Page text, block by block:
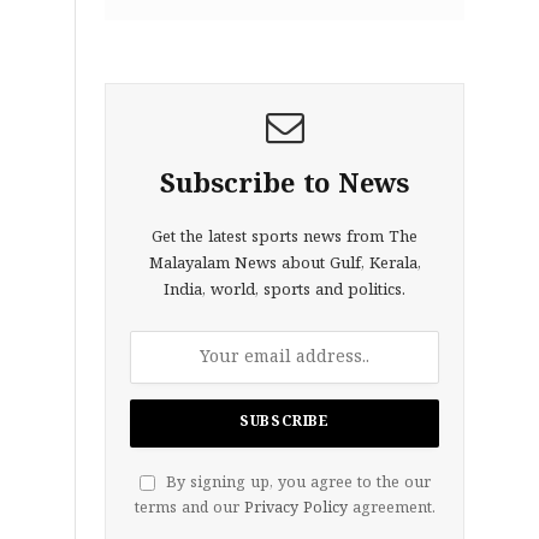
Subscribe to News
Get the latest sports news from The
Malayalam News about Gulf, Kerala,
India, world, sports and politics.
By signing up, you agree to the our
terms and our Privacy Policyagreement.